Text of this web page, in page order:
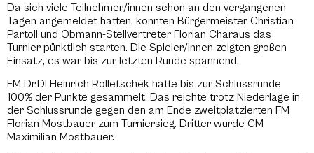
Da sich viele Teilnehmer/innen schon an den vergangenen
Tagen angemeldet hatten, konnten Bürgermeister Christian
Partoll und Obmann-Stellvertreter Florian Charaus das
Turnier pünktlich starten. Die Spieler/innen zeigten großen
Einsatz, es war bis zur letzten Runde spannend.
FM Dr.DI Heinrich Rolletschek hatte bis zur Schlussrunde
100% der Punkte gesammelt. Das reichte trotz Niederlage in
der Schlussrunde gegen den am Ende zweitplatzierten FM
Florian Mostbauer zum Turniersieg. Dritter wurde CM
Maximilian Mostbauer.